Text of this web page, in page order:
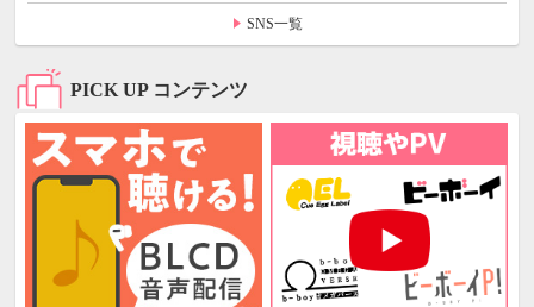
SNS一覧
PICK UP コンテンツ